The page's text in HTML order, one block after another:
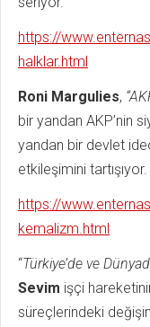
https://
halklar.html
Roni Margulies,
bir yandan AKP’nin
yandan bir devlet
etkileşimini tartışıyor.
https://
kemalizm.html
“Türkiye’de ve
Sevim işçi
süreçlerindeki